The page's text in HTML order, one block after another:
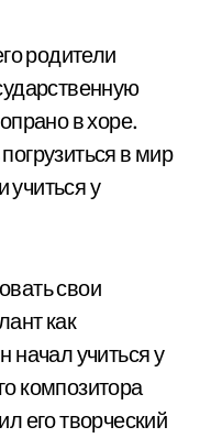
родители
в хоре.
в мир
у
свои
как
начал учиться у
композитора
его творческий